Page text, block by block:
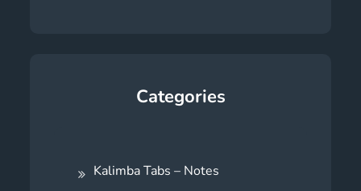
Categories
Kalimba Tabs – Notes